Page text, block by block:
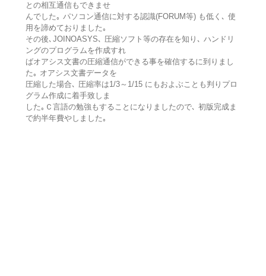
との相互通信もできませ
んでした｡ パソコン通信に対する認識(FORUM等) も低く､ 使
用を諦めておりました｡
その後､JOINOASYS､ 圧縮ソフト等の存在を知り､ ハンドリ
ングのプログラムを作成すれ
ばオアシス文書の圧縮通信ができる事を確信するに到りまし
た｡ オアシス文書データを
圧縮した場合､ 圧縮率は1/3～1/15 にもおよぶことも判りプロ
グラム作成に着手致しま
した｡Ｃ言語の勉強もすることになりましたので､ 初版完成ま
で約半年費やしました｡